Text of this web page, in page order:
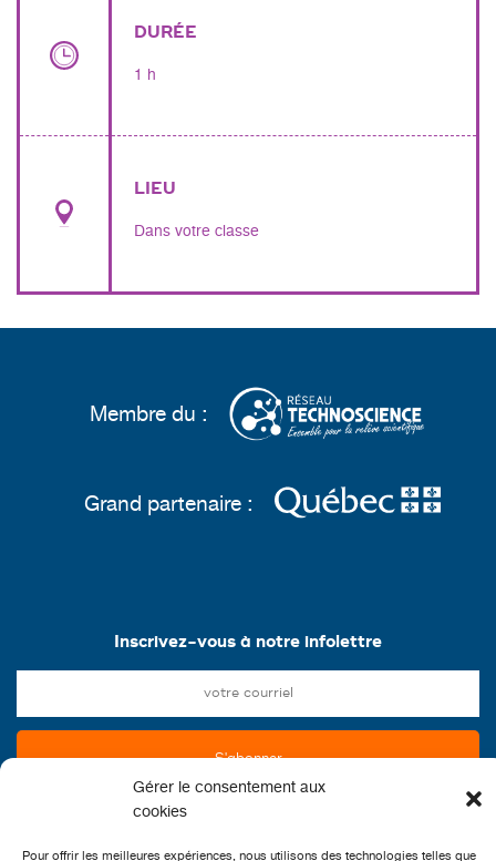
Gérer le consentement aux
cookies
Pour offrir les meilleures expériences, nous utilisons des technologies telles que
DURÉE
1 h
LIEU
Dans votre classe
Membre du :
Grand partenaire :
Inscrivez-vous à notre infolettre